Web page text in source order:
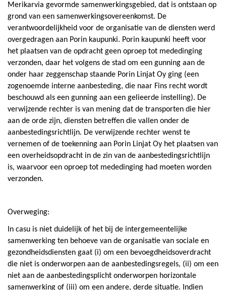
Merikarvia gevormde samenwerkingsgebied, dat is ontstaan op
grond van een samenwerkingsovereenkomst. De
verantwoordelijkheid voor de organisatie van de diensten werd
overgedragen aan Porin kaupunki. Porin kaupunki heeft voor
het plaatsen van de opdracht geen oproep tot mededinging
verzonden, daar het volgens de stad om een gunning aan de
onder haar zeggenschap staande Porin Linjat Oy ging (een
zogenoemde interne aanbesteding, die naar Fins recht wordt
beschouwd als een gunning aan een gelieerde instelling). De
verwijzende rechter is van mening dat de transporten die hier
aan de orde zijn, diensten betreffen die vallen onder de
aanbestedingsrichtlijn. De verwijzende rechter wenst te
vernemen of de toekenning aan Porin Linjat Oy het plaatsen van
een overheidsopdracht in de zin van de aanbestedingsrichtlijn
is, waarvoor een oproep tot mededinging had moeten worden
verzonden.
Overweging:
In casu is niet duidelijk of het bij de intergemeentelijke
samenwerking ten behoeve van de organisatie van sociale en
gezondheidsdiensten gaat (i) om een bevoegdheidsoverdracht
die niet is onderworpen aan de aanbestedingsregels, (ii) om een
niet aan de aanbestedingsplicht onderworpen horizontale
samenwerking of (iii) om een andere, derde situatie. Indien